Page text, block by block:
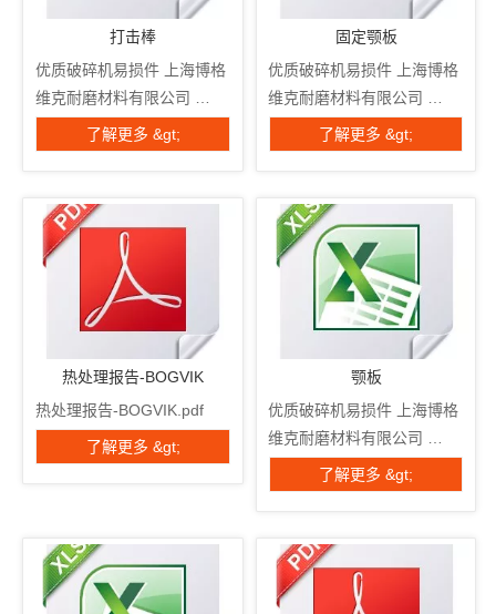
打击棒
优质破碎机易损件 上海博格
维克耐磨材料有限公司
www.bogvik.com 零件编
号： 名称： 吹杆 序列号：
铸件数量 测量工具 合同号。
指数 标准尺寸 实际尺寸 主
要尺寸 一种 300 毫米计算尺
乙 1000 毫米计算尺 C 1500
毫米计算尺 D 200 毫米深度
计 和 放大镜量角器 F
TH140数显表 G 体重计0-
300kg H 重量： 体重计0-
300kg 硬度 TH140数显表
次要维度： 一世 Ĵ 其他尺
了解更多 &gt;
固定颚板
优质破碎机易损件 上海博格
维克耐磨材料有限公司
www.bogvik.com 零件编
号： 名称： 吹杆 序列号：
铸件数量 测量工具 合同号。
指数 标准尺寸 实际尺寸 主
要尺寸 一种 300 毫米计算尺
乙 1000 毫米计算尺 C 1500
毫米计算尺 D 200 毫米深度
计 和 放大镜量角器 F
TH140数显表 G 体重计0-
300kg H 重量： 体重计0-
300kg 硬度 TH140数显表
次要维度： 一世 Ĵ 其他尺
寸： 笔记： 检验日期：
了解更多 &gt;
热处理报告-BOGVIK
热处理报告-BOGVIK.pdf
了解更多 &gt;
颚板
优质破碎机易损件 上海博格
维克耐磨材料有限公司
www.bogvik.com 零件编
号： 名称： 吹杆 序列号：
铸件数量 测量工具 合同号。
指数 标准尺寸 实际尺寸 主
要尺寸 一种 300 毫米计算尺
了解更多 &gt;